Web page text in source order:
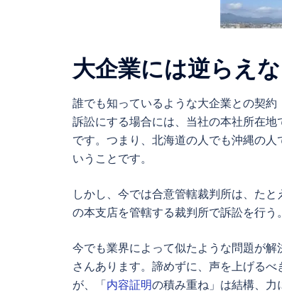
大企業には逆らえ
誰でも知っているような大企業との契約
訴訟にする場合には、当社の本社所在
です。つまり、北海道の人でも沖縄の
いうことです。
しかし、今では合意管轄裁判所は、た
の本支店を管轄する裁判所で訴訟を行う
今でも業界によって似たような問題が
さんあります。諦めずに、声を上げるべ
が、「内容証明の積み重ね」は結構、力